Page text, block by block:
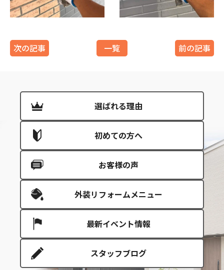
次の記事 一覧 前の記事
選ばれる理由
初めての方へ
お客様の声
外装リフォームメニュー
最新イベント情報
スタッフブログ